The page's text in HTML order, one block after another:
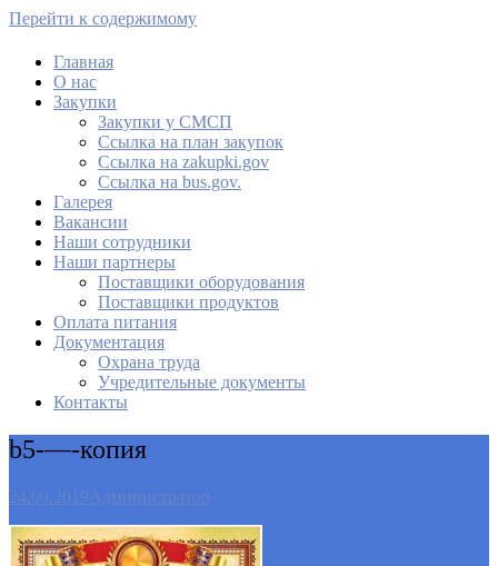
Перейти к содержимому
МАУ Комбинат питания
Главная
О нас
Закупки
Закупки у СМСП
Cсылка на план закупок
Cсылка на zakupki.gov
Ссылка на bus.gov.
Галерея
Вакансии
Наши сотрудники
Наши партнеры
Поставщики оборудования
Поставщики продуктов
Оплата питания
Документация
Охрана труда
Учредительные документы
Контакты
b5-—-копия
24.09.2019 Администратор